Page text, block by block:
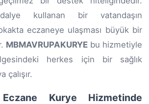
kullanan bir vatandaşın
eczaneye ulaşması büyük bir
MBMAVRUPAKURYE bu hizmetiyle
herkes için bir sağlık
çalışır.
Eczane Kurye Hizmetinde